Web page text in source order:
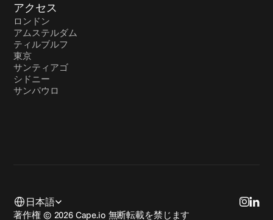
アクセス
ロンドン
アムステルダム
ティルブルフ
東京
サンティアゴ
シドニー
サンパウロ
著作権 © 2026 Cape.io 無断転載を禁じます
Select Language
日本語